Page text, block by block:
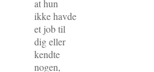
at hun
ikke havde
et job til
dig eller
kendte
nogen,